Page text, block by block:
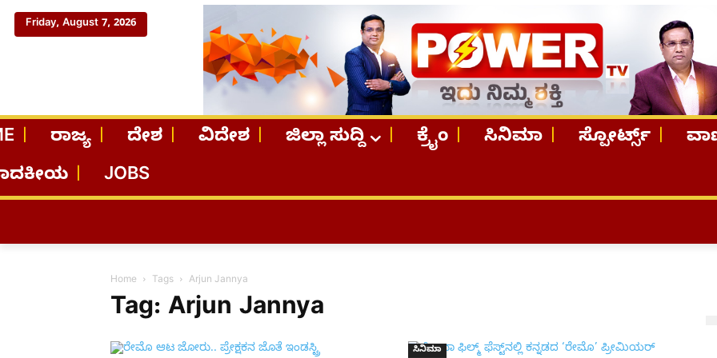
Friday, August 7, 2026
ರಾಜ್ಯ ದೇಶ ವಿದೇಶ ಜಿಲ್ಲಾ ಸುದ್ದಿ ಕ್ರೈಂ ಸಿನಿಮಾ ಸ್ಪೋರ್ಟ್ಸ್
JOBS
Home Tags Arjun Jannya
Tag: Arjun Jannya
ಸಿನಿಮಾ